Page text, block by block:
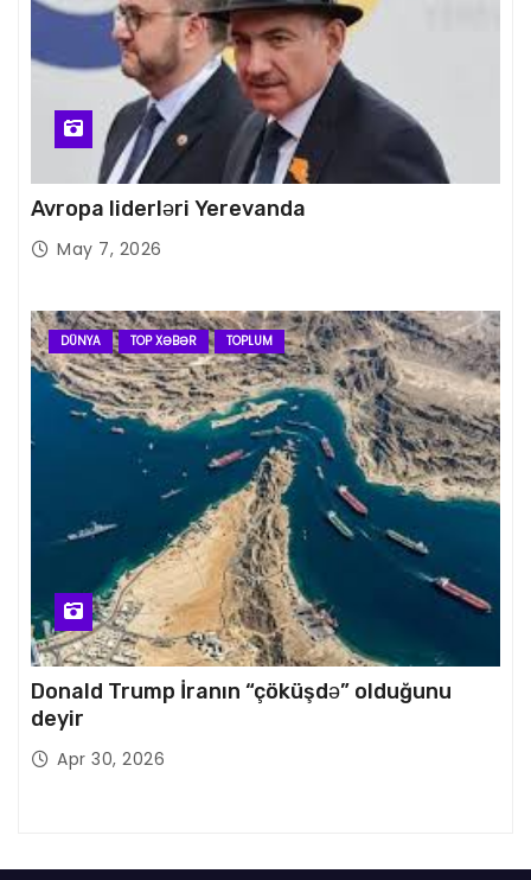
Avropa liderləri Yerevanda
May 7, 2026
DÜNYA TOP XƏBƏR TOPLUM
Donald Trump İranın “çöküşdə” olduğunu
deyir
Apr 30, 2026